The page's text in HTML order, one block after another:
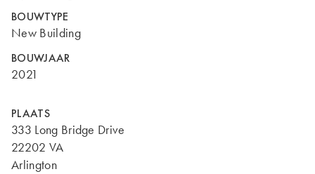
BOUWTYPE
New Building
BOUWJAAR
2021
PLAATS
333 Long Bridge Drive
22202 VA
Arlington